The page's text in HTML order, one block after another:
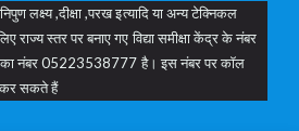
लक्ष्य ,दीक्षा ,परख इत्यादि या अन्य टेक्निकल
स्तर पर बनाए गए विद्या समीक्षा केंद्र के नंबर
नंबर 05223538777 है। इस नंबर पर कॉल
कर सकते हैं